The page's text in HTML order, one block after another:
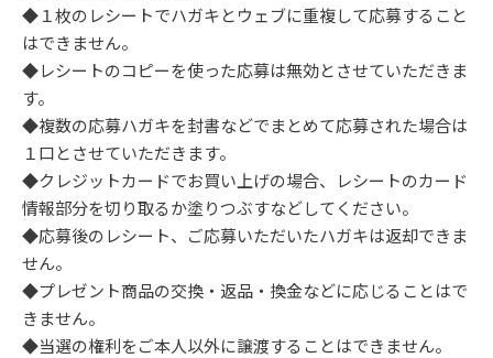
◆１枚のレシートでハガキとウェブに重複して応募すること
はできません。
◆レシートのコピーを使った応募は無効とさせていただきま
す。
◆複数の応募ハガキを封書などでまとめて応募された場合は
１口とさせていただきます。
◆クレジットカードでお買い上げの場合、レシートのカード
情報部分を切り取るか塗りつぶすなどしてください。
◆応募後のレシート、ご応募いただいたハガキは返却できま
せん。
◆プレゼント商品の交換・返品・換金などに応じることはで
きません。
◆当選の権利をご本人以外に譲渡することはできません。